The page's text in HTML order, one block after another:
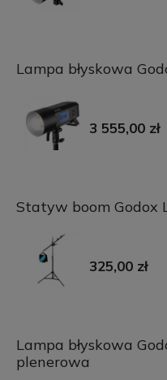
Lampa błyskowa
3 555,00 zł
Statyw boom Godox
325,00 zł
Lampa błyskowa
plenerowa